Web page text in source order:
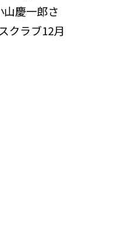
山慶一郎さ
クラブ12月